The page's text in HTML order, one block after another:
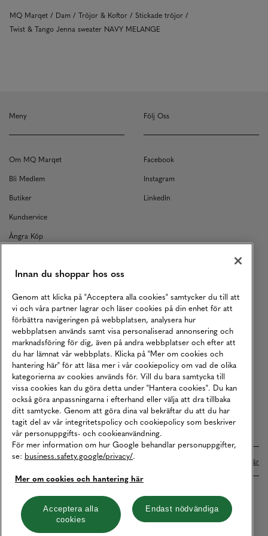
MQ Marqet Dam Tröjor & Koftor
Stickade tröjor
Twist & Tango Jenna sweater NAVY MELANGE
Meny
Om MQ Marqet
Bli Medlem
Butiker
Kundservice
Ångra Köp
Returer
Köpvillkor
Karriär
Vårt Ansvar
Våra Tjänster
Press
Studentrabatt
B2B
Tillgänglighetsredogörelse
Följ Oss
Facebook
Instagram
LinkedIn
Betalningar online sköts i samarbete med Klarna. Läs mer här
Cookies Integritetspolicy
Hantera cookies
Innan du shoppar hos oss
Genom att klicka på "Acceptera alla cookies" samtycker du till att
vi och våra partner lagrar och läser cookies på din enhet för att
förbättra navigeringen på webbplatsen, analysera hur
webbplatsen används samt visa personaliserad annonsering och
marknadsföring för dig, även på andra webbplatser och efter att
du har lämnat vår webbplats. Klicka på "Mer om cookies och
hantering här" för att läsa mer i vår cookiepolicy om vad de olika
kategorierna av cookies används för. Vill du bara samtycka till
vissa cookies kan du göra detta under "Hantera cookies". Du kan
också göra anpassningarna i efterhand eller välja att dra tillbaka
ditt samtycke. Genom att göra dina val bekräftar du att du har
tagit del av vår integritetspolicy och cookiepolicy som beskriver
vår personuppgifts- och cookieanvändning.
För mer information om hur Google behandlar personuppgifter,
se: business.safety.google/privacy/.
Mer om cookies och hantering här
Acceptera alla
cookies
Endast nödvändiga